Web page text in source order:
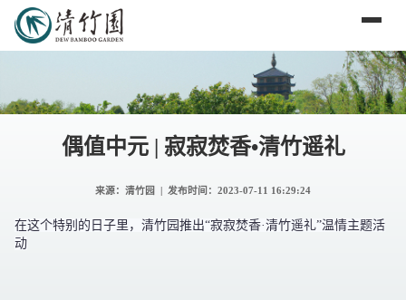
偶值中元 | 寂寂焚香•清竹遥礼
来源：清竹园 | 发布时间： 2023-07-11 16:29:24
在这个特别的日子里，清竹园推出“寂寂焚香·清竹遥礼”温情主题活
动